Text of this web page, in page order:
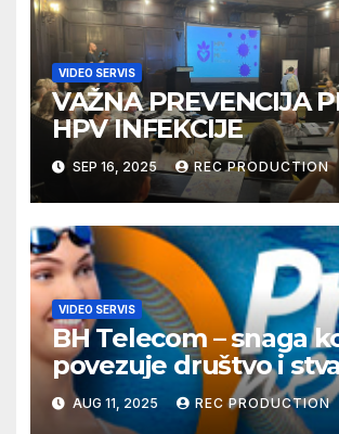
VIDEO SERVIS
VAŽNA PREVENCIJA
HPV INFEKCIJE
SEP 16, 2025 REC PRODUCTION
VIDEO SERVIS
BH Telecom – snaga
povezuje društvo i
dobre priče
AUG 11, 2025 REC PRODUCTION